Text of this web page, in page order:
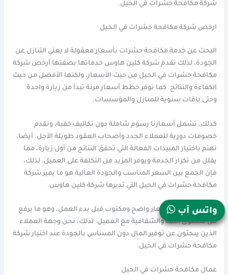
شركة مكافحة حشرات في الحيل.
ارخص شركة مكافحة حشرات في الحيل
البحث عن خدمة مكافحة حشرات بأسعار معقولة لا يعني التنازل عن
الجودة، لذلك تقدم شركة كلين هاوس خدماتها بصفتها أرخص شركة
مكافحة حشرات في الحيل من حيث الأسعار، ولكنها الأفضل من حيث
الكفاءة والنتائج. كما نوفر خطط أسعار مرنة تبدأ من زيارة واحدة
وحتى باقات سنوية للمنازل والمؤسسات.
كذلك، تشمل أسعارنا رسوم شاملة دون تكاليف خفية، ونقدم
خصومات دورية للعملاء الجدد وأصحاب العقود طويلة الأجل. أيضا،
نهتم باختيار المبيدات الفعالة التي تحقق النتائج من أول زيارة، مما
يقلل من تكرار الخدمة ويوفر المزيد من التكلفة على العميل. لذلك،
فإن الجمع بين السعر المناسب والجودة العالية هو ما يميز شركة
مكافحة حشرات في الحيل التي تديرها شركة كلين هاوس.
كما نوفر كشف أسعار واضح ومكتوب قبل بدء العمل، وهو ما يرفع
من مستوى الثقة والشفافية مع العميل. لذلك، نحن وجهة العملاء
الذين يبحثون عن توفير المال دون المساس بالجودة عند اختيار شركة
مكافحة حشرات في الحيل.
عمال مكافحة حشرات في الحيل
واتس آب